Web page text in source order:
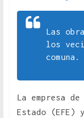
Las
los
comuna.
La empresa
Estado (EFE)